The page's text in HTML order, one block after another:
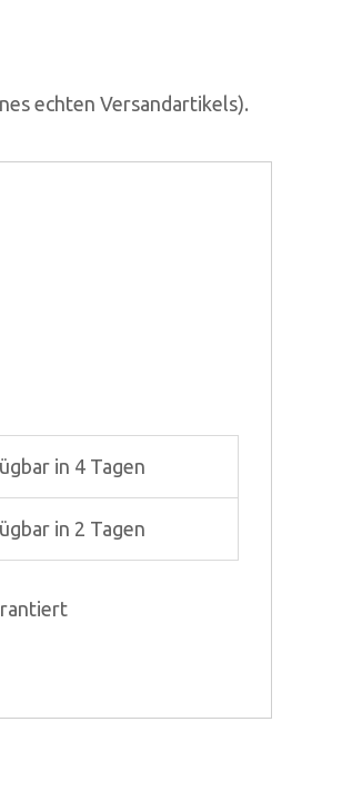
echten Versandartikels).
in 4 Tagen
in 2 Tagen